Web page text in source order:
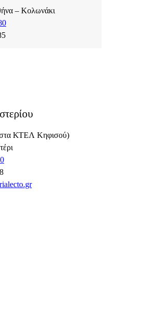
– Κολωνάκι
στα ΚΤΕΛ Κηφισού)